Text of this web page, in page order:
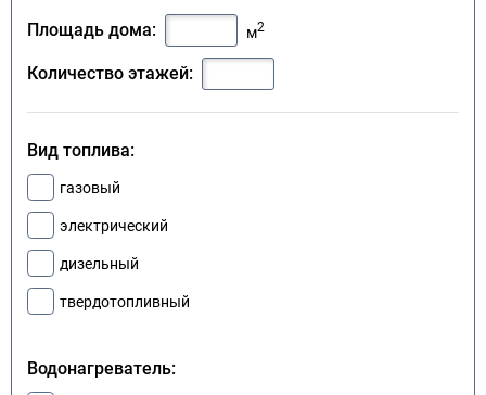
Площадь дома: м2
Количество этажей:
Вид топлива:
газовый
электрический
дизельный
твердотопливный
Водонагреватель: